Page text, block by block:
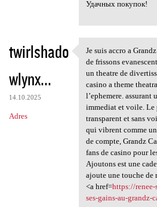
Удачных покупок!
twirlshado
wlynx...
14.10.2025
Adres
Je suis accro a
Je suis accro a
de frissons
un theatre de
casino a theme
l’ephemere. assurant
immediat et voile. Le
transparent et sans
qui vibrent comme
de compte, Grandz
fans de casino pour
Ajoutons est une
ajoute une touche de
<a href=https://
ses-gains-au-grandz-